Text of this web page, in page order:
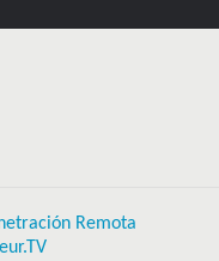
Remota